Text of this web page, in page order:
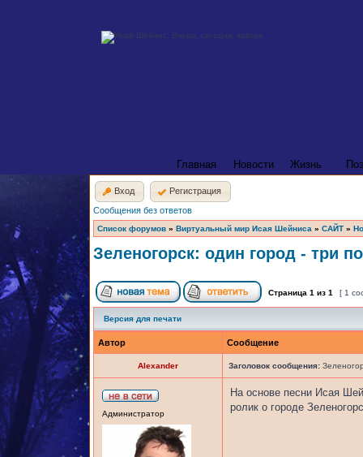
Главная Новости Жизнь
Вход
Регистрация
Сообщения без ответов
Список форумов » Виртуальный мир Исая Шейниса » САЙТ »
Зеленогорск: один город - три
Страница 1 из 1 [ 1
Версия для печати
Автор Сообщение
Alexander Заголовок сообщения:
Администратор
На основе песни Исая
ролик о городе